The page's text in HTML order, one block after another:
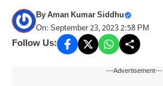
ByAman Kumar Siddhu
On: September 23, 2023 2:58 PM
Follow Us:
---Advertisement---